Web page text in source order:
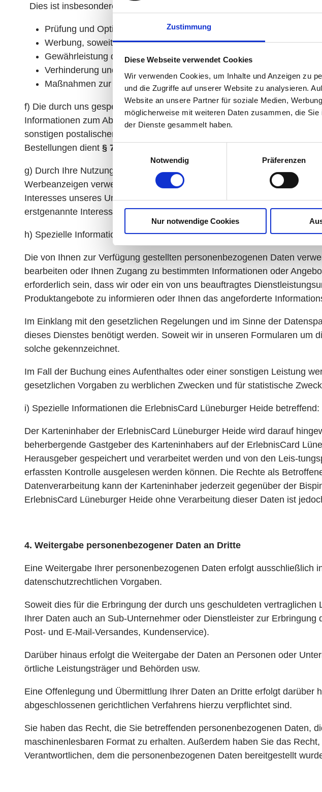
Zustimmung
Diese Webseite verwendet Cookies
Wir verwenden Cookies, um Inhalte und Anzeigen zu
und die Zugriffe auf unserer Website zu analysieren.
Website an unsere Partner für soziale Medien,
möglicherweise mit weiteren Daten zusammen, die
der Dienste gesammelt haben.
E
n
w
i
i
g
u
n
g
s
u
s
w
h
Notwendig Präferenzen
Nur notwendige Cookies
Dies ist insbesondere bei folgenden Fallgruppen gegeben:
Prüfung und Optimierung von Verfahren zur Bedarfsanalyse und
Werbung, soweit Sie der Nutzung Ihrer Daten nicht widersprochen
Gewährleistung der IT-Sicherheit und des IT-Betriebs,
Verhinderung und Aufklärung von Straftaten,
Maßnahmen zur Geschäftssteuerung und Weiterentwicklung von
f) Die durch uns gespeicherten personenbezogenen Daten nutzen wir
Informationen zum Ablauf Ihres Aufenthaltes), zur Durchführung von
sonstigen postalischen Werbesendungen) und zur Auftragsabwicklung.
Bestellungen dient § 7 Abs. 3 UWG
g) Durch Ihre Nutzung von Social-Media-Unternehmen werden mittels
Werbeanzeigen verwendet. Dazu werden in der Regel Cookies auf
Interesses unseres Unternehmens oder eines Dritten erforderlich und
erstgenannte Interesse nicht, so dientArt. 6 Abs. 1 lit. f DSGVOals
h) Spezielle Informationen unsere Webseite betreffend:
Die von Ihnen zur Verfügung gestellten personenbezogenen Daten
bearbeiten oder Ihnen Zugang zu bestimmten Informationen oder
erforderlich sein, dass wir oder ein von uns beauftragtes
Produktangebote zu informieren oder Ihnen das angeforderte
Im Einklang mit den gesetzlichen Regelungen und im Sinne der
dieses Dienstes benötigt werden. Soweit wir in unseren Formularen um
solche gekennzeichnet.
Im Fall der Buchung eines Aufenthaltes oder einer sonstigen Leistung
gesetzlichen Vorgaben zu werblichen Zwecken und für statistische
i) Spezielle Informationen die ErlebnisCard Lüneburger Heide betreffend:
Der Karteninhaber der ErlebnisCard Lüneburger Heide wird darauf
beherbergende Gastgeber des Karteninhabers auf der ErlebnisCard
Herausgeber gespeichert und verarbeitet werden und von den Leis-
erfassten Kontrolle ausgelesen werden können. Die Rechte als
Datenverarbeitung kann der Karteninhaber jederzeit gegenüber der
ErlebnisCard Lüneburger Heide ohne Verarbeitung dieser Daten ist
4. Weitergabe personenbezogener Daten an Dritte
Eine Weitergabe Ihrer personenbezogenen Daten erfolgt ausschließlich
datenschutzrechtlichen Vorgaben.
Soweit dies für die Erbringung der durch uns geschuldeten
Ihrer Daten auch an Sub-Unternehmer oder Dienstleister zur
Post- und E-Mail-Versandes, Kundenservice).
Darüber hinaus erfolgt die Weitergabe der Daten an Personen oder
örtliche Leistungsträger und Behörden usw.
Eine Offenlegung und Übermittlung Ihrer Daten an Dritte erfolgt
abgeschlossenen gerichtlichen Verfahrens hierzu verpflichtet sind.
Sie haben das Recht, die Sie betreffenden personenbezogenen Daten,
maschinenlesbaren Format zu erhalten. Außerdem haben Sie das
Verantwortlichen, dem die personenbezogenen Daten bereitgestellt